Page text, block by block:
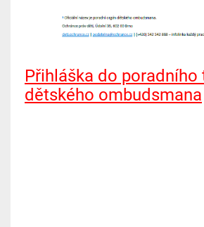
Přihláška do poradního
dětského ombudsmana